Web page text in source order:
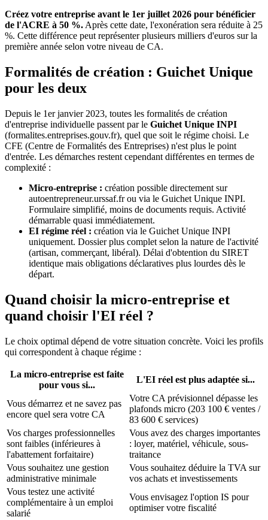
Créez votre entreprise avant le 1er juillet 2026 pour bénéficier
de l'ACRE à 50 %. Après cette date, l'exonération sera réduite à 25
%. Cette différence peut représenter plusieurs milliers d'euros sur la
première année selon votre niveau de CA.
Formalités de création : Guichet Unique
pour les deux
Depuis le 1er janvier 2023, toutes les formalités de création
d'entreprise individuelle passent par le Guichet Unique INPI
(formalites.entreprises.gouv.fr), quel que soit le régime choisi. Le
CFE (Centre de Formalités des Entreprises) n'est plus le point
d'entrée. Les démarches restent cependant différentes en termes de
complexité :
Micro-entreprise : création possible directement sur
autoentrepreneur.urssaf.fr ou via le Guichet Unique INPI.
Formulaire simplifié, moins de documents requis. Activité
démarrable quasi immédiatement.
EI régime réel : création via le Guichet Unique INPI
uniquement. Dossier plus complet selon la nature de l'activité
(artisan, commerçant, libéral). Délai d'obtention du SIRET
identique mais obligations déclaratives plus lourdes dès le
départ.
Quand choisir la micro-entreprise et
quand choisir l'EI réel ?
Le choix optimal dépend de votre situation concrète. Voici les profils
qui correspondent à chaque régime :
La micro-entreprise est faite
pour vous si...
L'EI réel est plus adaptée si...
Vous démarrez et ne savez pas
encore quel sera votre CA
Votre CA prévisionnel dépasse les
plafonds micro (203 100 € ventes /
83 600 € services)
Vos charges professionnelles
sont faibles (inférieures à
l'abattement forfaitaire)
Vous avez des charges importantes
: loyer, matériel, véhicule, sous-
traitance
Vous souhaitez une gestion
administrative minimale
Vous souhaitez déduire la TVA sur
vos achats et investissements
Vous testez une activité
complémentaire à un emploi
salarié
Vous envisagez l'option IS pour
optimiser votre fiscalité